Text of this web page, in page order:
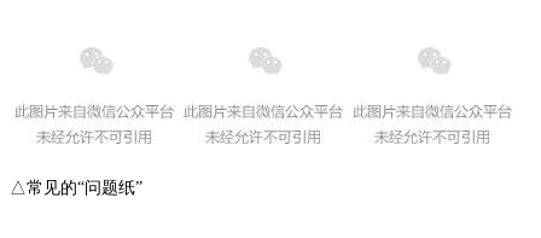
△常见的“问题纸”